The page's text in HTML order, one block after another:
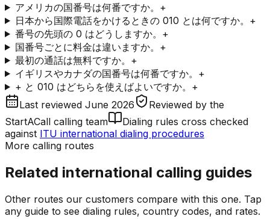
アメリカの国番号は何番ですか。 +
日本から国際電話をかけるときの 010 とは何ですか。 +
番号の先頭の 0 はどうしますか。 +
国番号ごとに料金は違いますか。 +
最初の通話は無料ですか。 +
イギリスやカナダの国番号は何番ですか。 +
+ と 010 はどちらを使えばよいですか。 +
Last reviewed June 2026 Reviewed by the
StartACall calling team
Dialing rules cross checked
against ITU international dialing procedures
More calling routes
Related international calling guides
Other routes our customers compare with this one. Tap
any guide to see dialing rules, country codes, and rates.